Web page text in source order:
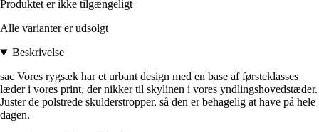
Produktet er ikke tilgængeligt
Alle varianter er udsolgt
Beskrivelse
sac Vores rygsæk har et urbant design med en base af førsteklasses
læder i vores print, der nikker til skylinen i vores yndlingshovedstæder.
Juster de polstrede skulderstropper, så den er behagelig at have på hele
dagen.